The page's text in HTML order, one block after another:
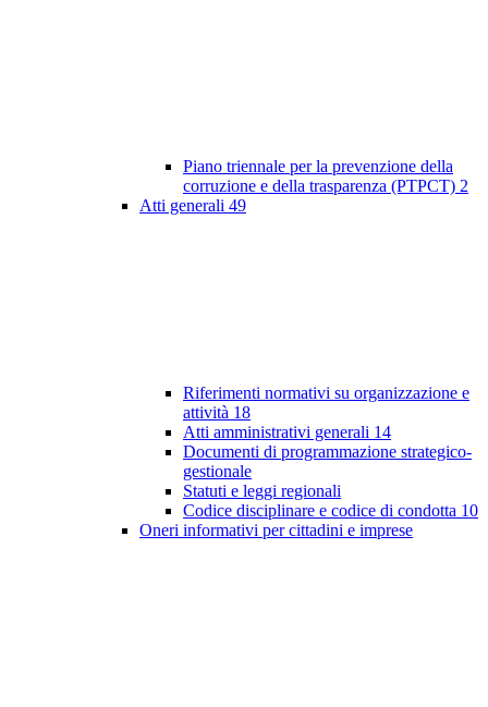
Piano triennale per la prevenzione della
corruzione e della trasparenza (PTPCT) 2
Atti generali 49
Riferimenti normativi su organizzazione e
attività 18
Atti amministrativi generali 14
Documenti di programmazione strategico-
gestionale
Statuti e leggi regionali
Codice disciplinare e codice di condotta 10
Oneri informativi per cittadini e imprese